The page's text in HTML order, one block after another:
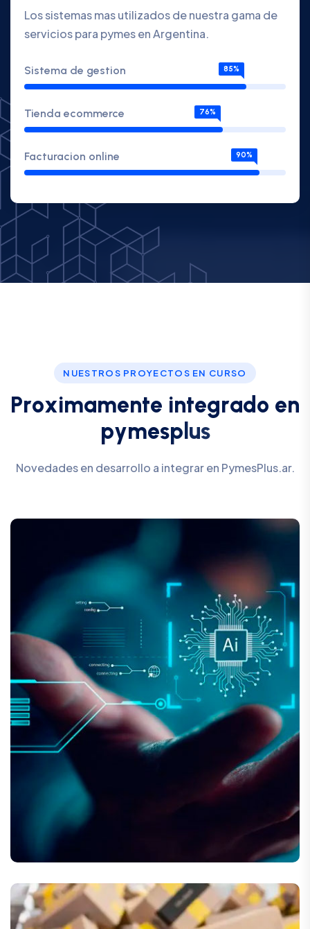
Los sistemas mas utilizados de nuestra gama de
servicios para pymes en Argentina.
Sistema de gestion 85%
Tienda ecommerce 76%
Facturacion online 90%
NUESTROS PROYECTOS EN CURSO
Proximamente integrado en
pymesp us
Novedades en desarrollo a integrar en PymesPlus.ar.